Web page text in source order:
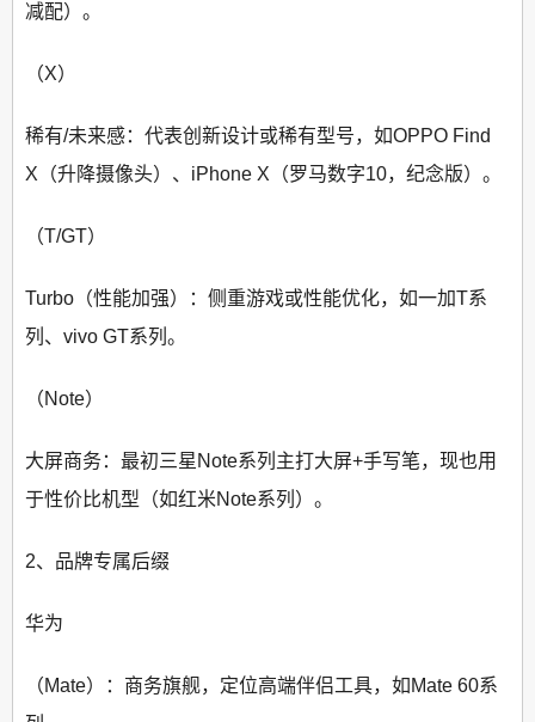
减配）。
（X）
稀有/未来感：代表创新设计或稀有型号，如OPPO Find
X（升降摄像头）、iPhone X（罗马数字10，纪念版）。
（T/GT）
Turbo（性能加强）：侧重游戏或性能优化，如一加T系
列、vivo GT系列。
（Note）
大屏商务：最初三星Note系列主打大屏+手写笔，现也用
于性价比机型（如红米Note系列）。
2、品牌专属后缀
华为
（Mate）：商务旗舰，定位高端伴侣工具，如Mate 60系